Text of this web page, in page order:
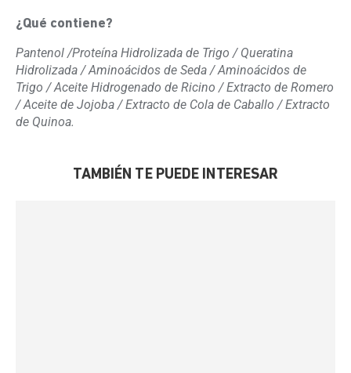
¿Qué contiene?
Pantenol /Proteína Hidrolizada de Trigo / Queratina
Hidrolizada / Aminoácidos de Seda / Aminoácidos de
Trigo / Aceite Hidrogenado de Ricino / Extracto de Romero
/ Aceite de Jojoba / Extracto de Cola de Caballo / Extracto
de Quinoa.
TAMBIÉN TE PUEDE INTERESAR